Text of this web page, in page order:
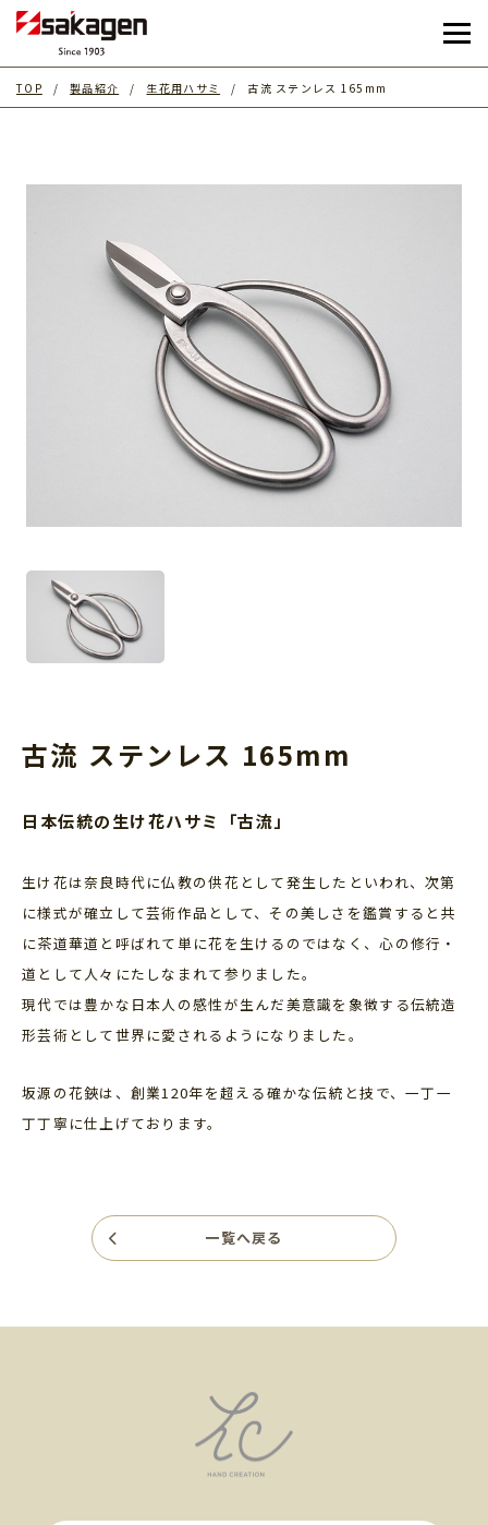
TOP 製品紹介 生花用ハサミ 古流 ステンレス 165mm
古流 ステンレス 165mm
日本伝統の生け花ハサミ「古流」
生け花は奈良時代に仏教の供花として発生したといわれ、次第
に様式が確立して芸術作品として、その美しさを鑑賞すると共
に茶道華道と呼ばれて単に花を生けるのではなく、心の修行・
道として人々にたしなまれて参りました。
現代では豊かな日本人の感性が生んだ美意識を象徴する伝統造
形芸術として世界に愛されるようになりました。
坂源の花鋏は、創業120年を超える確かな伝統と技で、一丁一
丁丁寧に仕上げております。
一覧へ戻る